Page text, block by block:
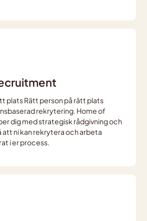
plats Rätt person på rätt plats
rekrytering. Home of
dig med strategisk rådgivning och
ni kan rekrytera och arbeta
i er process.